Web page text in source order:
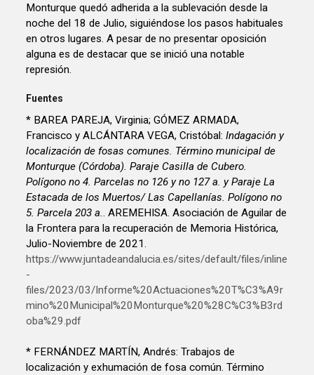
Monturque quedó adherida a la sublevación desde la
noche del 18 de Julio, siguiéndose los pasos habituales
en otros lugares. A pesar de no presentar oposición
alguna es de destacar que se inició una notable
represión.
Fuentes
* BAREA PAREJA, Virginia; GÓMEZ ARMADA,
Francisco y ALCÁNTARA VEGA, Cristóbal:Indagación y
localización de fosas comunes. Término municipal de
Monturque (Córdoba). Paraje Casilla de Cubero.
Polígono no 4. Parcelas no 126 y no 127 a. y Paraje La
Estacada de los Muertos/ Las Capellanías. Polígono no
5. Parcela 203 a.. AREMEHISA. Asociación de Aguilar de
la Frontera para la recuperación de Memoria Histórica,
Julio-Noviembre de 2021.
https://www.juntadeandalucia.es/sites/default/files/inline
-
files/2023/03/Informe%20Actuaciones%20T%C3%A9r
mino%20Municipal%20Monturque%20%28C%C3%B3rd
oba%29.pdf
* FERNÁNDEZ MARTÍN, Andrés: Trabajos de
localización y exhumación de fosa común. Término